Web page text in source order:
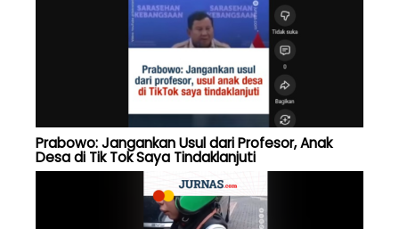
Prabowo: Jangankan Usul dari Profesor, Anak
Desa di Tik Tok Saya Tindaklanjuti